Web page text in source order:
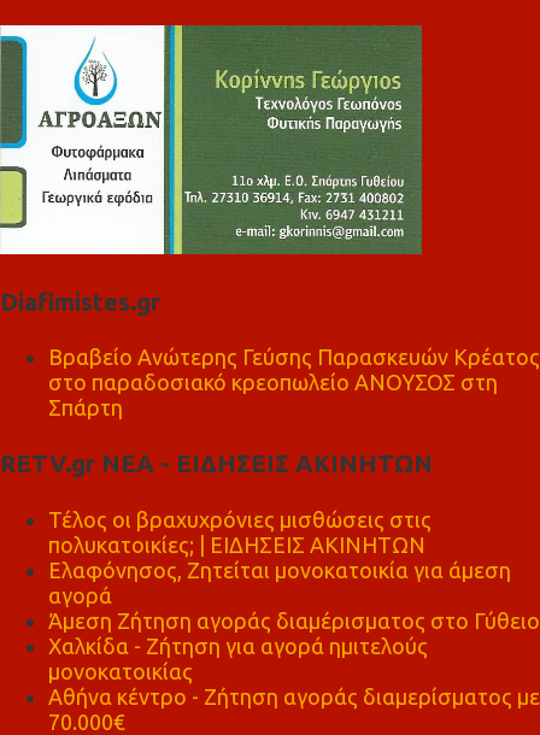
Diafimistes.gr
Βραβείο Ανώτερης Γεύσης Παρασκευών Κρέατος
στο παραδοσιακό κρεοπωλείο ΑΝΟΥΣΟΣ στη
Σπάρτη
RETV.gr ΝΕΑ - ΕΙΔΗΣΕΙΣ ΑΚΙΝΗΤΩΝ
Τέλος οι βραχυχρόνιες μισθώσεις στις
πολυκατοικίες; | ΕΙΔΗΣΕΙΣ ΑΚΙΝΗΤΩΝ
Ελαφόνησος, Ζητείται μονοκατοικία για άμεση
αγορά
Άμεση Ζήτηση αγοράς διαμέρισματος στο Γύθειο
Χαλκίδα - Ζήτηση για αγορά ημιτελούς
μονοκατοικίας
Αθήνα κέντρο - Ζήτηση αγοράς διαμερίσματος με
70.000€